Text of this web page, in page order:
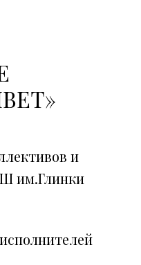
и
им.Глинки